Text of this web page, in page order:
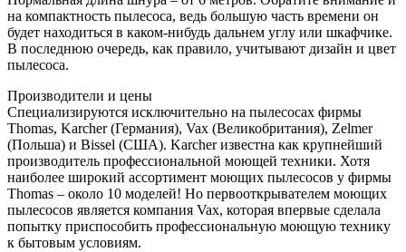
на компактность пылесоса, ведь большую часть времени он
будет находиться в каком-нибудь дальнем углу или шкафчике.
В последнюю очередь, как правило, учитывают дизайн и цвет
пылесоса.
Производители и цены
Специализируются исключительно на пылесосах фирмы
Thomas, Karcher (Германия), Vax (Великобритания), Zelmer
(Польша) и Bissel (США). Karcher известна как крупнейший
производитель профессиональной моющей техники. Хотя
наиболее широкий ассортимент моющих пылесосов у фирмы
Thomas – около 10 моделей! Но первооткрывателем моющих
пылесосов является компания Vax, которая впервые сделала
попытку приспособить профессиональную моющую технику
к бытовым условиям.